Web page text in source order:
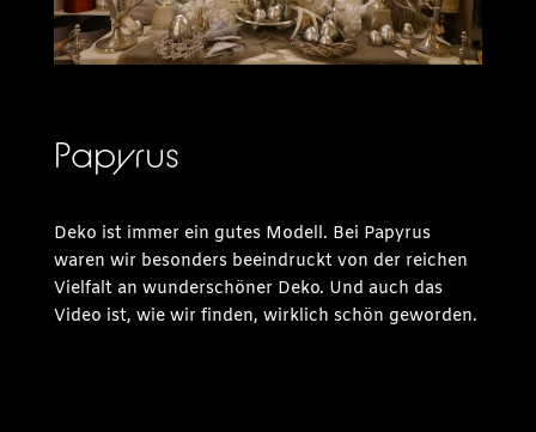
Papyrus
Deko ist immer ein gutes Modell. Bei Papyrus
waren wir besonders beeindruckt von der reichen
Vielfalt an wunderschöner Deko. Und auch das
Video ist, wie wir finden, wirklich schön geworden.